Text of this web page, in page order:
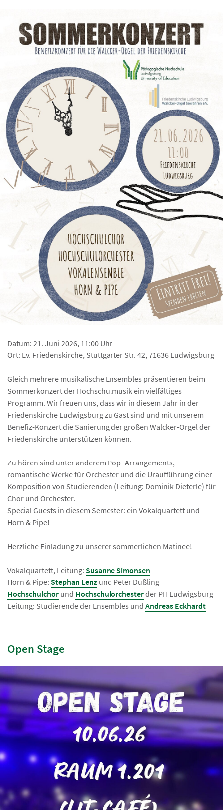
Datum: 21. Juni 2026, 11:00 Uhr
Ort: Ev. Friedenskirche, Stuttgarter Str. 42, 71636 Ludwigsburg
Gleich mehrere musikalische Ensembles präsentieren beim
Sommerkonzert der Hochschulmusik ein vielfältiges
Programm. Wir freuen uns, dass wir in diesem Jahr in der
Friedenskirche Ludwigsburg zu Gast sind und mit unserem
Benefiz-Konzert die Sanierung der großen Walcker-Orgel der
Friedenskirche unterstützen können.
Zu hören sind unter anderem Pop- Arrangements,
romantische Werke für Orchester und die Uraufführung einer
Komposition von Studierenden (Leitung: Dominik Dieterle) für
Chor und Orchester.
Special Guests in diesem Semester: ein Vokalquartett und
Horn & Pipe!
Herzliche Einladung zu unserer sommerlichen Matinee!
Vokalquartett, Leitung: Susanne Simonsen
Horn & Pipe: Stephan Lenz und Peter Dußling
Hochschulchor und Hochschulorchesterder PH Ludwigsburg
Leitung: Studierende der Ensembles und Andreas Eckhardt
Open Stage